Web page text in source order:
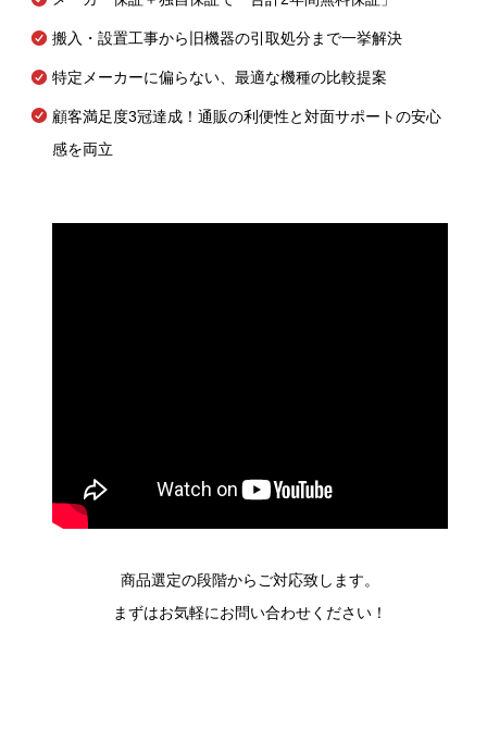
搬入・設置工事から旧機器の引取処分まで一挙解決
特定メーカーに偏らない、最適な機種の比較提案
顧客満足度3冠達成！通販の利便性と対面サポートの安心
感を両立
商品選定の段階からご対応致します。
まずはお気軽にお問い合わせください！